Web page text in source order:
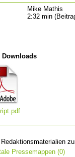
Mike Mathis
2:32 min
Downloads
Pressemappen (0)